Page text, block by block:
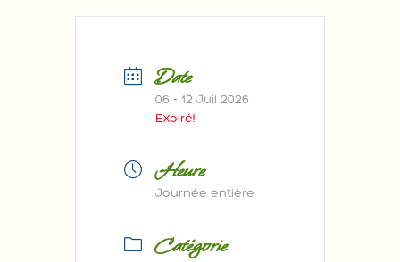
Date
06 - 12 Juil 2026
Expiré!
Heure
Journée entière
Catégorie